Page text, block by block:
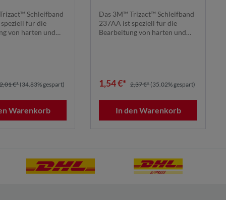
Schleifband
für die
von harten und
2,01 €*(34.83% gespart)
Warenkorb
Gleichbleibende
Schleifergebnisse
Das 3M™ Trizact™ Schleifband
237AA ist speziell für die
Bearbeitung von harten und
1,54 €* 2,37 €* (35.02% gespart)
In den Warenkorb